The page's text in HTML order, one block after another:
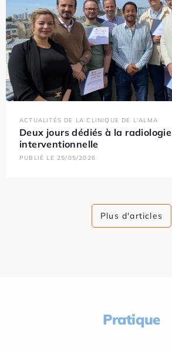
ACTUALITÉS DE LA CLINIQUE DE L'ALMA
Deux jours dédiés à la radiologie
interventionnelle
PUBLIÉ LE 25/05/2026
Plus d'articles
Pratique